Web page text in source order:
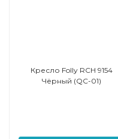
Кресло Folly RCH 9154
Чёрный (QC-01)